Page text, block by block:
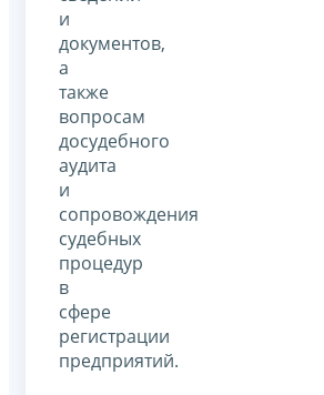
и
документов,
а
также
вопросам
досудебного
аудита
и
сопровождения
судебных
процедур
в
сфере
регистрации
предприятий.